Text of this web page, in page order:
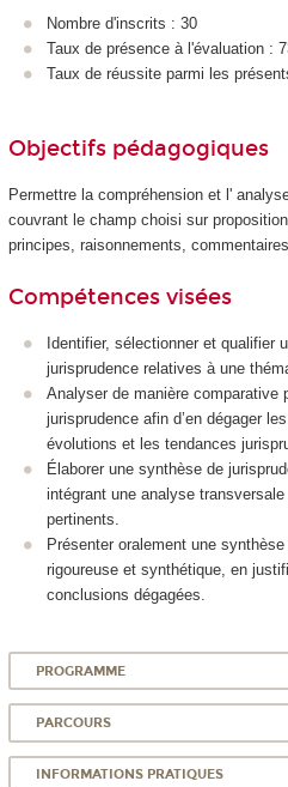
Nombre d'inscrits : 30
Taux de présence à l'évaluation :
Taux de réussite parmi les
Objectifs pédagogiques
Permettre la compréhension et l'
couvrant le champ choisi sur
principes, raisonnements,
Compétences visées
Identifier, sélectionner et qualifier
jurisprudence relatives à une
Analyser de manière comparative
jurisprudence afin d’en dégager
évolutions et les tendances
Élaborer une synthèse de
intégrant une analyse
pertinents.
Présenter oralement une
rigoureuse et synthétique, en
conclusions dégagées.
PROGRAMME
PARCOURS
INFORMATIONS PRATIQUES